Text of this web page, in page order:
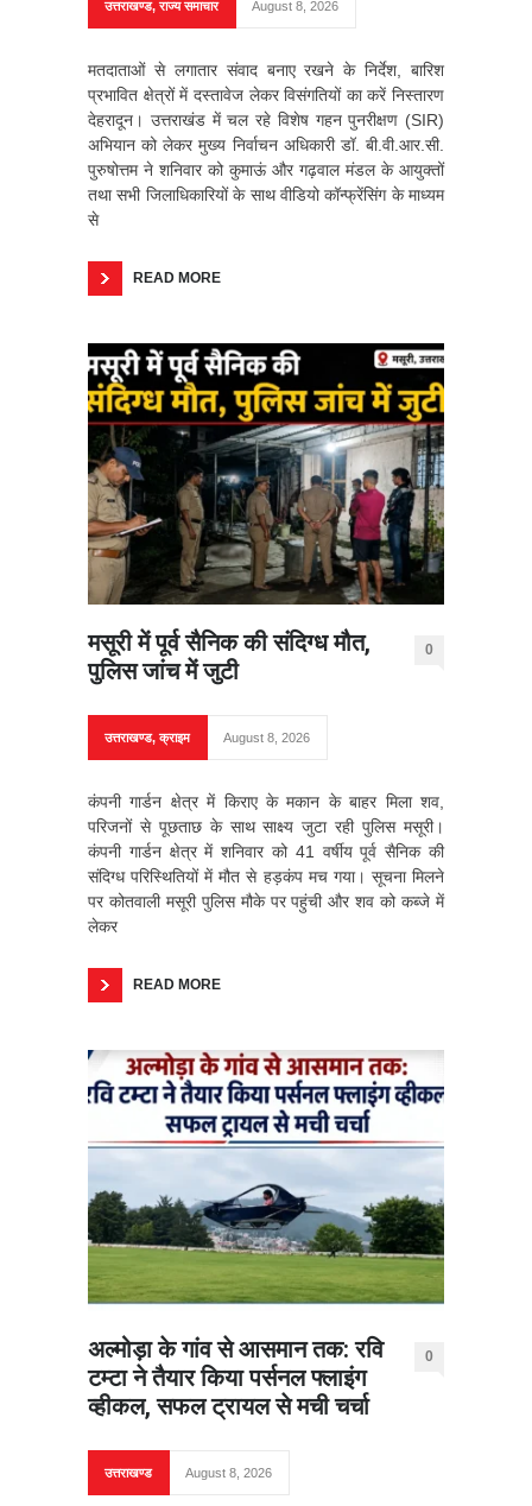
उत्तराखण्ड,राज्य समाचार August 8, 2026
मतदाताओं से लगातार संवाद बनाए रखने के निर्देश, बारिश
प्रभावित क्षेत्रों में दस्तावेज लेकर विसंगतियों का करें निस्तारण
देहरादून। उत्तराखंड में चल रहे विशेष गहन पुनरीक्षण (SIR)
अभियान को लेकर मुख्य निर्वाचन अधिकारी डॉ. बी.वी.आर.सी.
पुरुषोत्तम ने शनिवार को कुमाऊं और गढ़वाल मंडल के आयुक्तों
तथा सभी जिलाधिकारियों के साथ वीडियो कॉन्फ्रेंसिंग के माध्यम
से
READ MORE
मसूरी में पूर्व सैनिक की संदिग्ध मौत,
पुलिस जांच में जुटी
0
उत्तराखण्ड,क्राइम August 8, 2026
कंपनी गार्डन क्षेत्र में किराए के मकान के बाहर मिला शव,
परिजनों से पूछताछ के साथ साक्ष्य जुटा रही पुलिस मसूरी।
कंपनी गार्डन क्षेत्र में शनिवार को 41 वर्षीय पूर्व सैनिक की
संदिग्ध परिस्थितियों में मौत से हड़कंप मच गया। सूचना मिलने
पर कोतवाली मसूरी पुलिस मौके पर पहुंची और शव को कब्जे में
लेकर
READ MORE
अल्मोड़ा के गांव से आसमान तक: रवि
टम्टा ने तैयार किया पर्सनल फ्लाइंग
व्हीकल, सफल ट्रायल से मची चर्चा
0
उत्तराखण्ड August 8, 2026